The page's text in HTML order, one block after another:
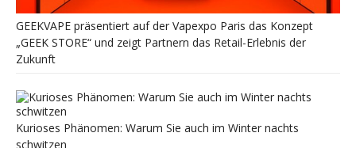
GEEKVAPE präsentiert auf der Vapexpo Paris das Konzept
„GEEK STORE“ und zeigt Partnern das Retail-Erlebnis der
Zukunft
Kurioses Phänomen: Warum Sie auch im Winter nachts
schwitzen